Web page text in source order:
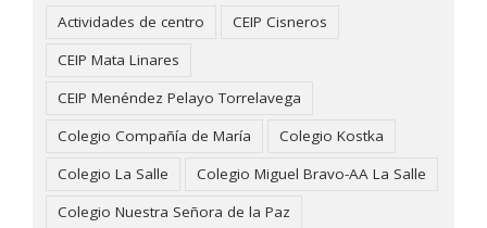
Actividades de centro
CEIP Cisneros
CEIP Mata Linares
CEIP Menéndez Pelayo Torrelavega
Colegio Compañía de María
Colegio Kostka
Colegio La Salle
Colegio Miguel Bravo-AA La Salle
Colegio Nuestra Señora de la Paz